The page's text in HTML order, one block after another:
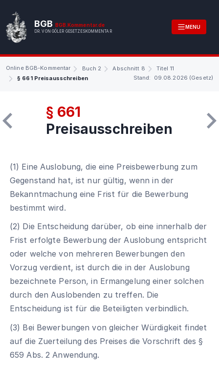
BGB BGB.Kommentar.de
DR. VON GÖLER GESETZESKOMMENTAR
MENU
Online BGB-Kommentar Buch 2 Abschnitt 8
Titel 11
§ 661 Preisausschreiben
Stand: 09.08.2026 (Gesetz)
§ 661
Preisausschreiben
(1) Eine Auslobung, die eine Preisbewerbung zum
Gegenstand hat, ist nur gültig, wenn in der
Bekanntmachung eine Frist für die Bewerbung
bestimmt wird.
(2) Die Entscheidung darüber, ob eine innerhalb der
Frist erfolgte Bewerbung der Auslobung entspricht
oder welche von mehreren Bewerbungen den
Vorzug verdient, ist durch die in der Auslobung
bezeichnete Person, in Ermangelung einer solchen
durch den Auslobenden zu treffen. Die
Entscheidung ist für die Beteiligten verbindlich.
(3) Bei Bewerbungen von gleicher Würdigkeit findet
auf die Zuerteilung des Preises die Vorschrift des §
659 Abs. 2 Anwendung.